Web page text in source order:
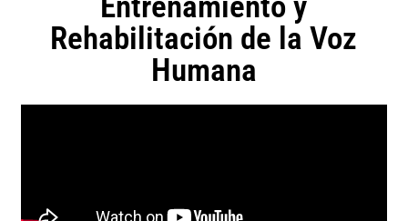
Rehabilitación de la Voz
Humana